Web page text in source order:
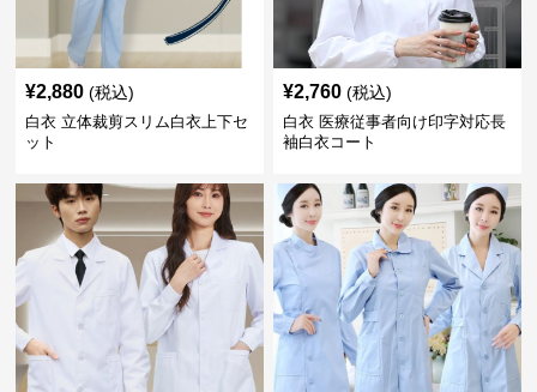
¥2,880 (税込)
白衣 立体裁剪スリム白衣上下セ
ット
¥2,760 (税込)
白衣 医療従事者向け印字対応長
袖白衣コート